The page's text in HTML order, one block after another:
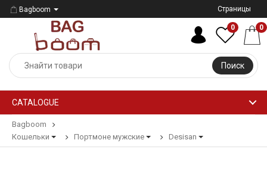
Bagboom Страницы
Поиск
0 0
CATALOGUE
Bagboom
Кошельки
Портмоне мужские Desisan